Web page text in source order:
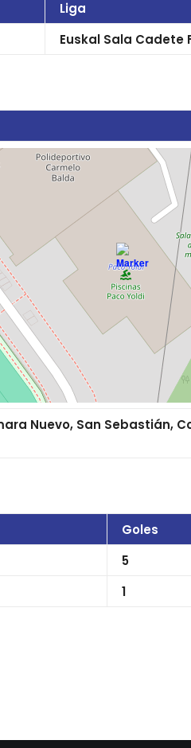
Liga
Euskal Sala Cadete
Nuevo, San Sebastián,
Goles
5
1